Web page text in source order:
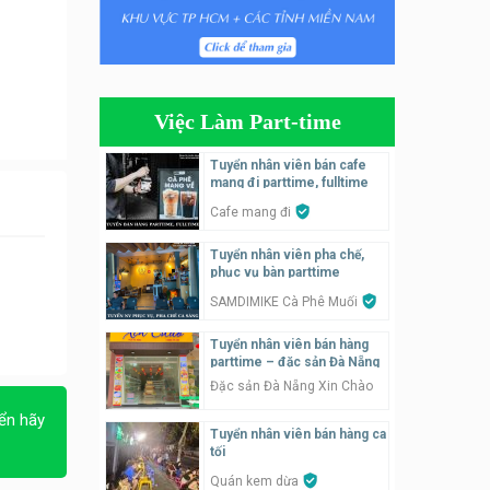
hãy
Tuyển nhân viên phụ quán ăn
– hỗ trợ ăn ở
parttime
GÀ GÔ FASTFOOD
parttime
Tuyển nhân viên pha chế
tiệm trà sữa
TRÀ SỮA THÁI LAN
Tuyển nhân viên tư vấn bán
hàng tiệm bánh ngọt
Tiệm bánh ngọt
Việc Làm Part-time
Tuyển nhân viên bán cafe
mang đi parttime, fulltime
Cafe mang đi
Tuyển nhân viên pha chế,
phục vụ bàn parttime
SAMDIMIKE Cà Phê Muối
Tuyển nhân viên bán hàng
parttime – đặc sản Đà Nẵng
Đặc sản Đà Nẵng Xin Chào
Tuyển nhân viên bán hàng ca
tối
Quán kem dừa